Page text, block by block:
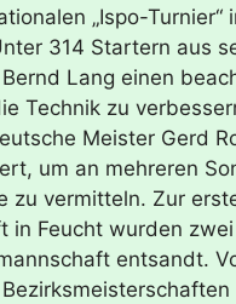
„Ispo-Turnier“
314 Startern aus
Lang einen
Technik zu
Meister Gerd
um an mehreren
zu vermitteln. Zur
in Feucht wurden
entsandt.